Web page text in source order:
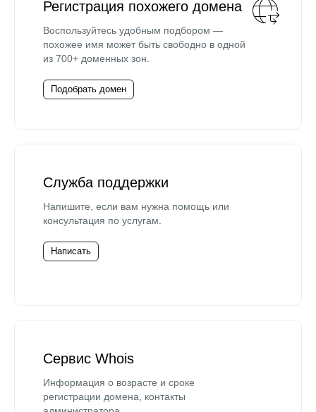
Регистрация похожего домена
Воспользуйтесь удобным подбором —
похожее имя может быть свободно в одной
из 700+ доменных зон.
Подобрать домен
Служба поддержки
Напишите, если вам нужна помощь или
консультация по услугам.
Написать
Сервис Whois
Информация о возрасте и сроке
регистрации домена, контакты